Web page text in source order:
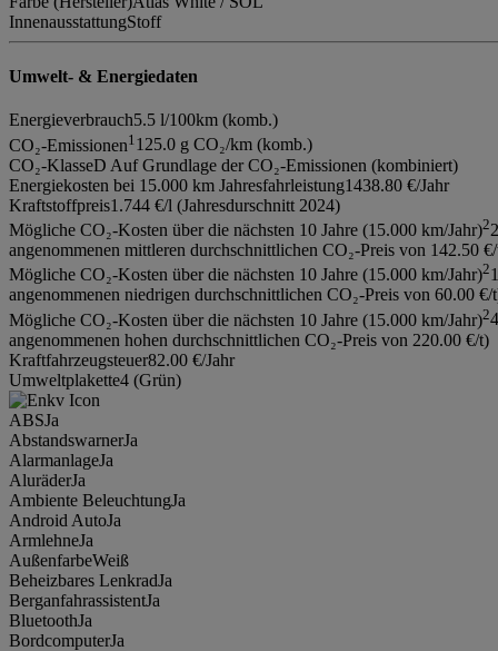
InnenausstattungStoff
Umwelt- & Energiedaten
Energieverbrauch5.5 l/100km (komb.)
CO₂-Emissionen1 125.0 g CO₂/km (komb.)
CO₂-KlasseD Auf Grundlage der CO₂-Emissionen (kombiniert)
Energiekosten bei 15.000 km Jahresfahrleistung1438.80 €/Jahr
Kraftstoffpreis1.744 €/l (Jahresdurschnitt 2024)
Mögliche CO₂-Kosten über die nächsten 10 Jahre (15.000 km/Jahr)2
angenommenen mittleren durchschnittlichen CO₂-Preis von 142.50
Mögliche CO₂-Kosten über die nächsten 10 Jahre (15.000 km/Jahr)2
angenommenen niedrigen durchschnittlichen CO₂-Preis von 60.00 €/
Mögliche CO₂-Kosten über die nächsten 10 Jahre (15.000 km/Jahr)2
angenommenen hohen durchschnittlichen CO₂-Preis von 220.00 €/t)
Kraftfahrzeugsteuer82.00 €/Jahr
Umweltplakette4 (Grün)
ABSJa
AbstandswarnerJa
AlarmanlageJa
AluräderJa
Ambiente BeleuchtungJa
Android AutoJa
ArmlehneJa
AußenfarbeWeiß
Beheizbares LenkradJa
BerganfahrassistentJa
BluetoothJa
BordcomputerJa